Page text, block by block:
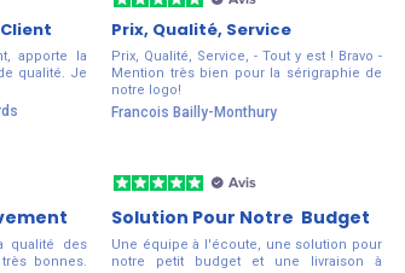
apporte la
qualité. Je
Prix, Qualité, Service
Prix, Qualité, Service, - Tout y est ! Bravo -
Mention très bien pour la sérigraphie de
notre logo!
Francois Bailly-Monthury
qualité des
bonnes.
Solution Pour Notre Budget
Une équipe à l'écoute, une solution pour
notre petit budget et une livraison à